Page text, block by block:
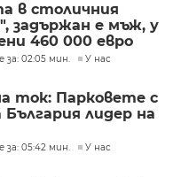
в столичния
задържан е мъж, у
460 000 евро
за: 02:05 мин. У нас
ток: Парковете с
лидер на
за: 05:42 мин. У нас